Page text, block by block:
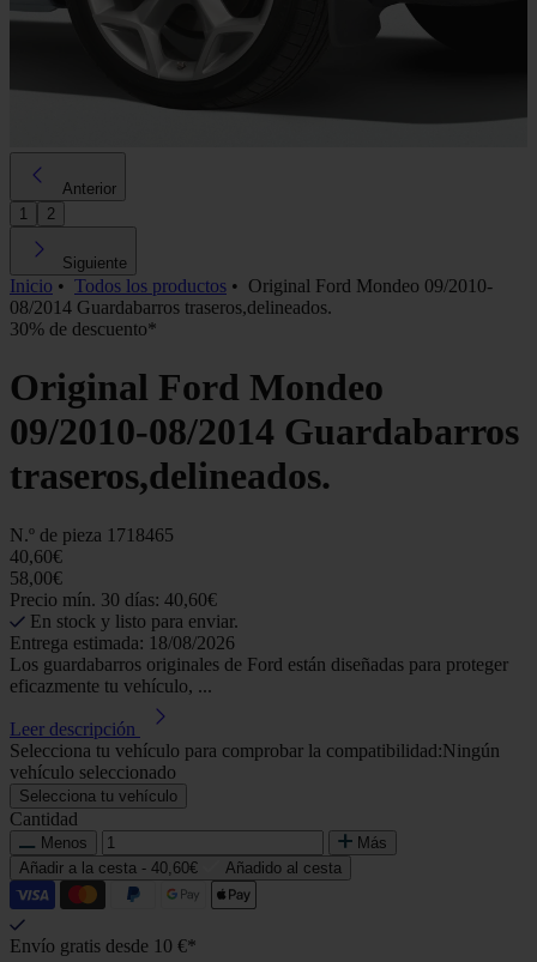
Anterior
1
2
Siguiente
Inicio • Todos los productos • Original Ford Mondeo 09/2010-
08/2014 Guardabarros traseros,delineados.
30% de descuento*
Original Ford Mondeo
09/2010-08/2014 Guardabarros
traseros,delineados.
N.º de pieza 1718465
40,60€
58,00€
Precio mín. 30 días: 40,60€
En stock y listo para enviar.
Entrega estimada: 18/08/2026
Los guardabarros originales de Ford están diseñadas para proteger
eficazmente tu vehículo, ...
Leer descripción
Selecciona tu vehículo para comprobar la compatibilidad:Ningún
vehículo seleccionado
Selecciona tu vehículo
Cantidad
Menos
Más
Añadir a la cesta - 40,60€ Añadido al cesta
Envío gratis desde 10 €*